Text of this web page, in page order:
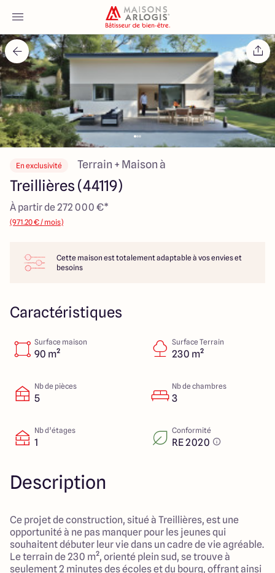
Accueil
Nos maisons
Nos annonces
Votre projet
Qui sommes-nous
Maisons ARLOGIS Nantes
4.7 4.7
En exclusivité Terrain + Maison à
Treillières (44119)
À partir de 272 000 €*
(971.20 € / mois)
Cette maison est totalement adaptable à vos envies et
besoins
Caractéristiques
Surface maison
90 m²
Surface Terrain
230 m²
Nb de pièces
5
Nb de chambres
3
Nb d’étages
1
Conformité
RE 2020
Description
Ce projet de construction, situé à Treillières, est une
opportunité à ne pas manquer pour les jeunes qui
souhaitent débuter leur vie dans un cadre de vie agréable.
Le terrain de 230 m², orienté plein sud, se trouve à
seulement 2 minutes des écoles et du bourg, offrant ainsi